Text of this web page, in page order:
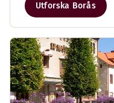
Utforska Borås